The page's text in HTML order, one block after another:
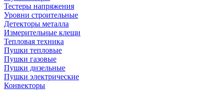
Тестеры напряжения
Уровни строительные
Детекторы металла
Измерительные клещи
Тепловая техника
Пушки тепловые
Пушки газовые
Пушки дизельные
Пушки электрические
Конвекторы